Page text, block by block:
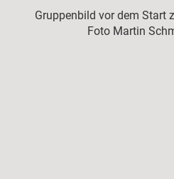
Gruppenbild vor dem Start
Foto Martin